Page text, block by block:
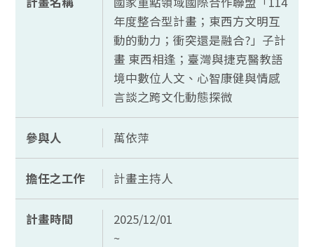
年度整合型計畫；東西方文明互
動的動力；衝突還是融合?」子計
畫 東西相逢；臺灣與捷克醫教語
境中數位人文、心智康健與情感
言談之跨文化動態探微
參與人 萬依萍
擔任之工作 計畫主持人
計畫時間
2025/12/01
~